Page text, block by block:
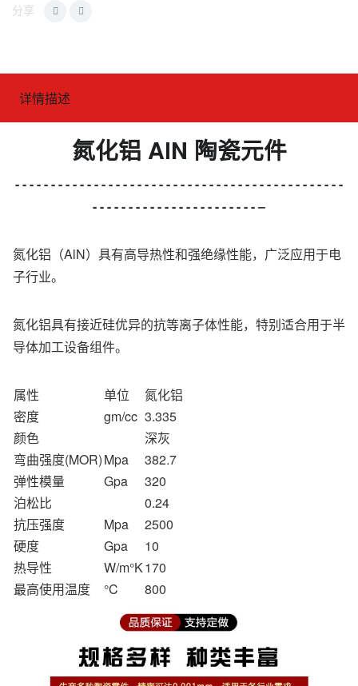
分享
详情描述
氮化铝 AlN 陶瓷元件
- - - - - - - - - - - - - - - - - - - - - - - - - - - - - - - - - - - - - - - - - - - - - -
- - - - - - - - - - - - - - - - - - - - - - - –
氮化铝（AlN）具有高导热性和强绝缘性能，广泛应用于电
子行业。
氮化铝具有接近硅优异的抗等离子体性能，特别适合用于半
导体加工设备组件。
属性 单位
氮化铝
密度
gm/cc 3.335
颜色
深灰
弯曲强度(MOR)Mpa
382.7
弹性模量
Gpa
320
泊松比
0.24
抗压强度
Mpa
2500
硬度
Gpa
10
热导性
W/m°K170
最高使用温度
°C 800